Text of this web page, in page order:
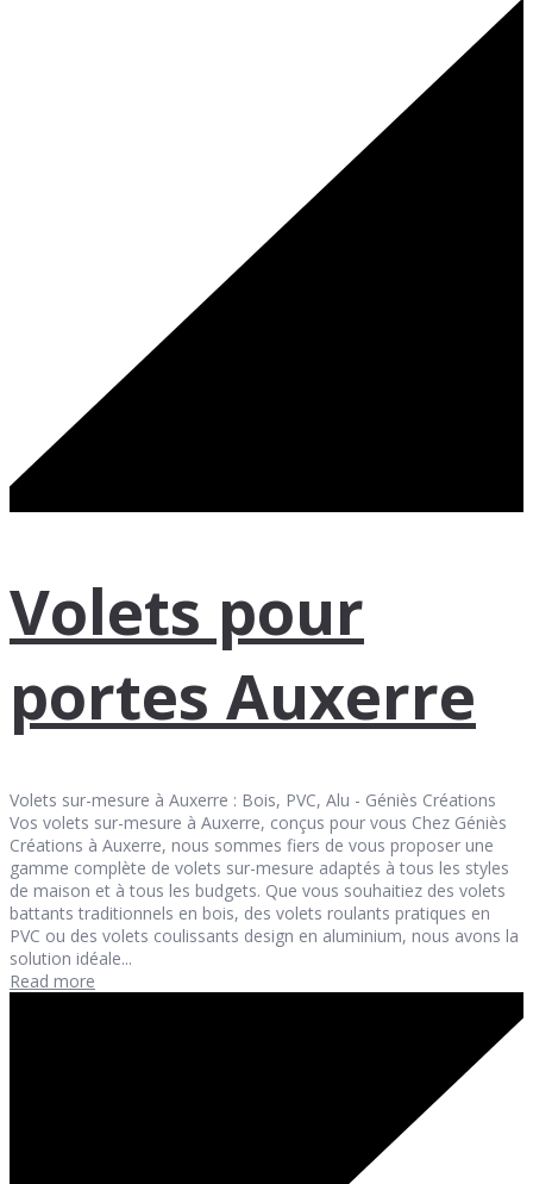
Volets pour
portes Auxerre
Volets sur-mesure à Auxerre : Bois, PVC, Alu - Géniès Créations
Vos volets sur-mesure à Auxerre, conçus pour vous Chez Géniès
Créations à Auxerre, nous sommes fiers de vous proposer une
gamme complète de volets sur-mesure adaptés à tous les styles
de maison et à tous les budgets. Que vous souhaitiez des volets
battants traditionnels en bois, des volets roulants pratiques en
PVC ou des volets coulissants design en aluminium, nous avons la
solution idéale...
Read more